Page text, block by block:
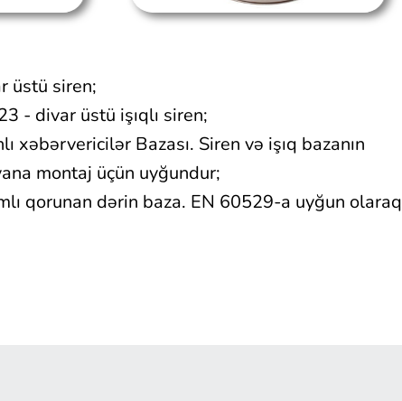
üstü siren;
- divar üstü işıqlı siren;
xəbərvericilər Bazası. Siren və işıq bazanın
montaj üçün uyğundur;
qorunan dərin baza. EN 60529-a uyğun olaraq